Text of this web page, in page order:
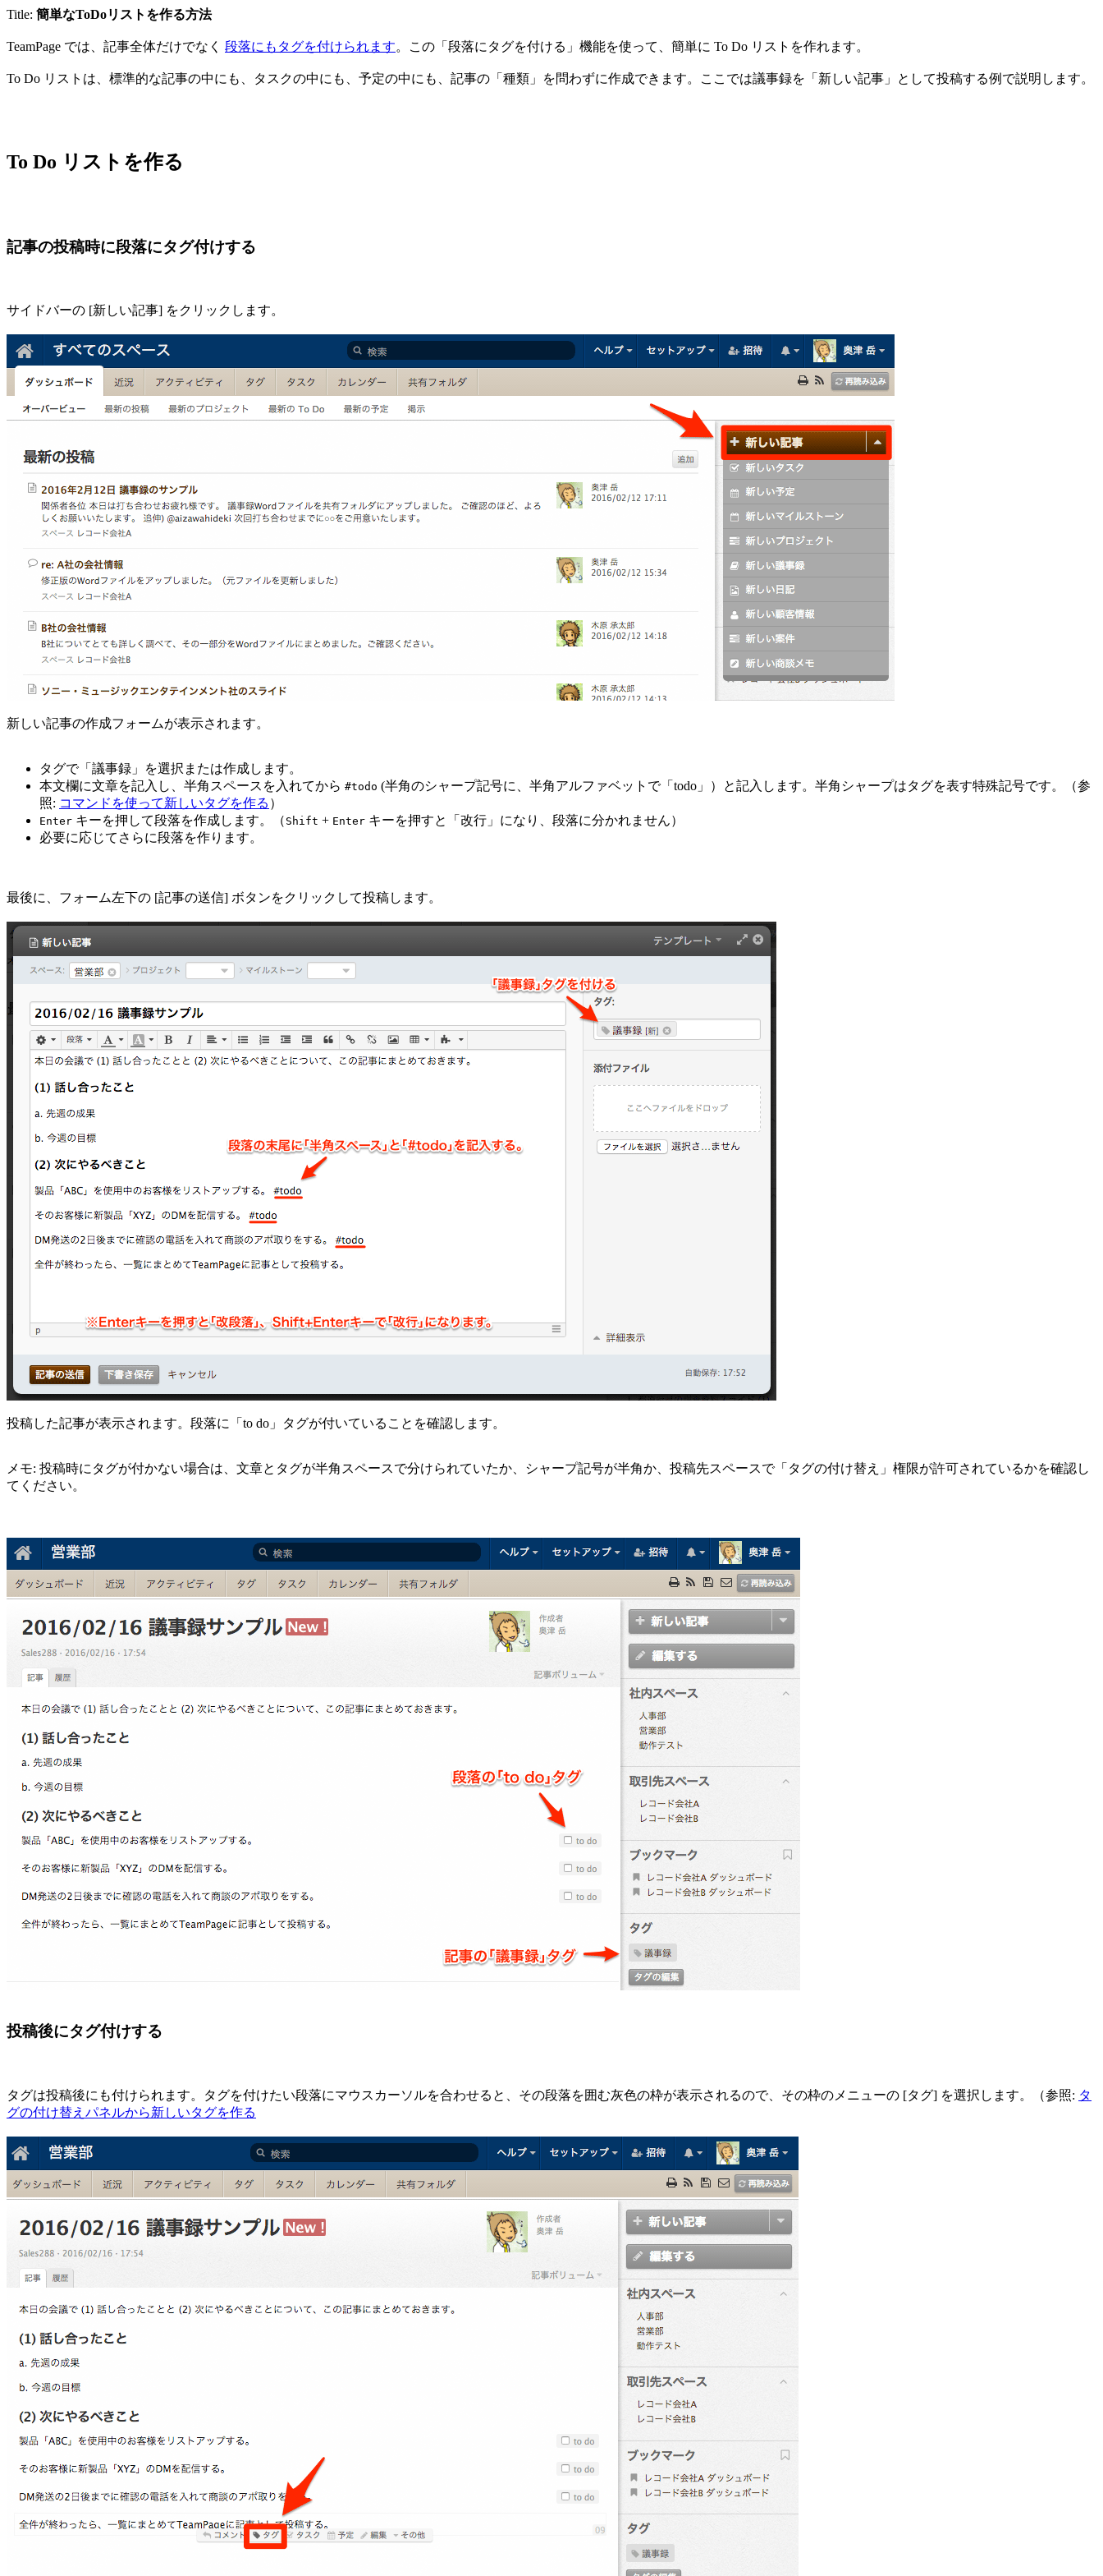
Title: 簡単なToDoリストを作る方法
TeamPage では、記事全体だけでなく 段落にもタグを付けられます。この「段落にタグを付ける」機能を使って、簡単に To Do リストを作れます。
To Do リストは、標準的な記事の中にも、タスクの中にも、予定の中にも、記事の「種類」を問わずに作成できます。ここでは議事録を「新しい記事」として投稿する例で説明します。
To Do リストを作る
記事の投稿時に段落にタグ付けする
サイドバーの [新しい記事] をクリックします。
新しい記事の作成フォームが表示されます。
タグで「議事録」を選択または作成します。
本文欄に文章を記入し、半角スペースを入れてから #todo (半角のシャープ記号に、半角アルファベットで「todo」）と記入します。半角シャープはタグを表す特殊記号です。（参
照: コマンドを使って新しいタグを作る ）
Enter キーを押して段落を作成します。（ Shift + Enter キーを押すと「改行」になり、段落に分かれません）
必要に応じてさらに段落を作ります。
最後に、フォーム左下の [記事の送信] ボタンをクリックして投稿します。
投稿した記事が表示されます。段落に「to do」タグが付いていることを確認します。
メモ: 投稿時にタグが付かない場合は、文章とタグが半角スペースで分けられていたか、シャープ記号が半角か、投稿先スペースで「タグの付け替え」権限が許可されているかを確認し
てください。
投稿後にタグ付けする
タグは投稿後にも付けられます。タグを付けたい段落にマウスカーソルを合わせると、その段落を囲む灰色の枠が表示されるので、その枠のメニューの [タグ] を選択します。（参照: タ
グの付け替えパネルから新しいタグを作る